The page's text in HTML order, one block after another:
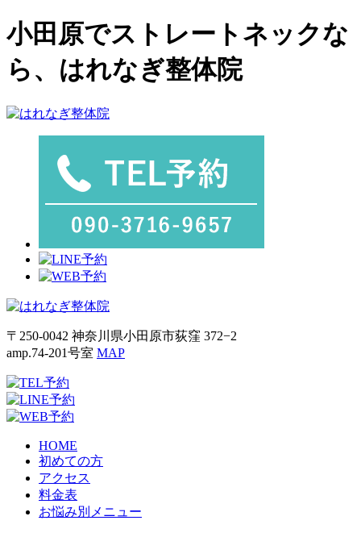
小田原でストレートネックな
ら、はれなぎ整体院
〒250-0042 神奈川県小田原市荻窪 372−2
amp.74-201号室 MAP
HOME
初めての方
アクセス
料金表
お悩み別メニュー